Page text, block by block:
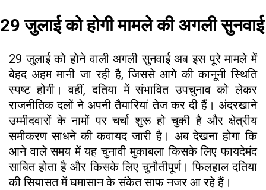
29 जुलाई को होगी मामले की अगली सुनवाई
29 जुलाई को होने वाली अगली सुनवाई अब इस पूरे मामले में
बेहद अहम मानी जा रही है, जिससे आगे की कानूनी स्थिति
स्पष्ट होगी। वहीं, दतिया में संभावित उपचुनाव को लेकर
राजनीतिक दलों ने अपनी तैयारियां तेज कर दी हैं। अंदरखाने
उम्मीदवारों के नामों पर चर्चा शुरू हो चुकी है और क्षेत्रीय
समीकरण साधने की कवायद जारी है। अब देखना होगा कि
आने वाले समय में यह चुनावी मुकाबला किसके लिए फायदेमंद
साबित होता है और किसके लिए चुनौतीपूर्ण। फिलहाल दतिया
की सियासत में घमासान के संकेत साफ नजर आ रहे हैं।